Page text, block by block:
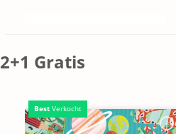
2+1 Gratis
Best Verkocht